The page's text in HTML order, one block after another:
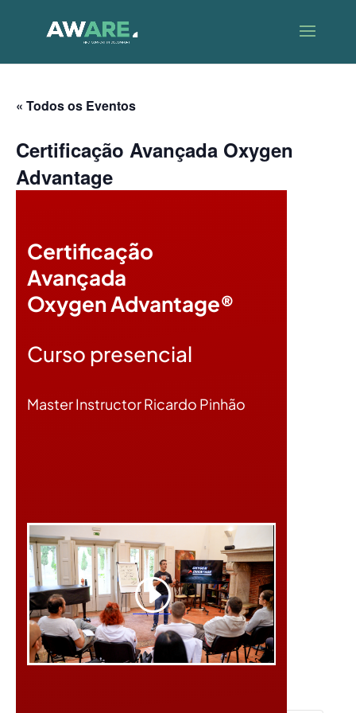
« Todos os Eventos
Certificação Avançada Oxygen
Advantage
Certificação
Avançada
Oxygen Advantage®
Curso presencial
Master Instructor Ricardo Pinhão